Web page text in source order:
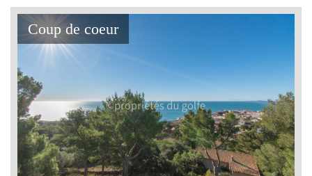
Coup de coeur